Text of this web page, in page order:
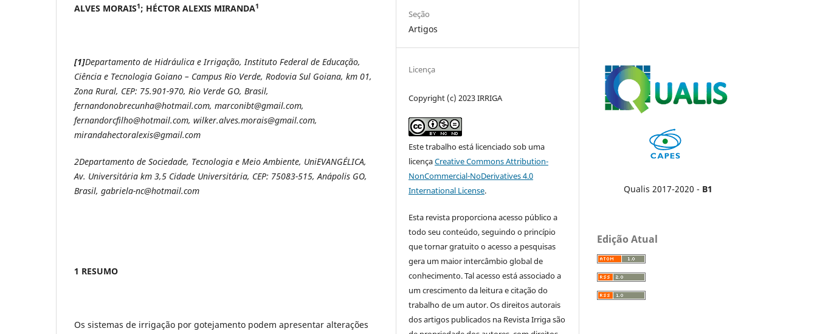
ALVES MORAIS1; HÉCTOR ALEXIS MIRANDA1
[1]Departamento de Hidráulica e Irrigação, Instituto Federal de Educação,
Ciência e Tecnologia Goiano – Campus Rio Verde, Rodovia Sul Goiana, km 01,
Zona Rural, CEP: 75.901-970, Rio Verde GO, Brasil,
fernandonobrecunha@hotmail.com, marconibt@gmail.com,
fernandorcfilho@hotmail.com, wilker.alves.morais@gmail.com,
mirandahectoralexis@gmail.com
2Departamento de Sociedade, Tecnologia e Meio Ambiente, UniEVANGÉLICA,
Av. Universitária km 3,5 Cidade Universitária, CEP: 75083-515, Anápolis GO,
Brasil, gabriela-nc@hotmail.com
1 RESUMO
Os sistemas de irrigação por gotejamento podem apresentar alterações
Seção
Artigos
Licença
Copyright (c) 2023 IRRIGA
Este trabalho está licenciado sob uma
licençaCreative Commons Attribution-
NonCommercial-NoDerivatives 4.0
International License.
Esta revista proporciona acesso público a
todo seu conteúdo, seguindo o princípio
que tornar gratuito o acesso a pesquisas
gera um maior intercâmbio global de
conhecimento. Tal acesso está associado a
um crescimento da leitura e citação do
trabalho de um autor. Os direitos autorais
dos artigos publicados na Revista Irriga são
Qualis 2017-2020 - B1
Edição Atual